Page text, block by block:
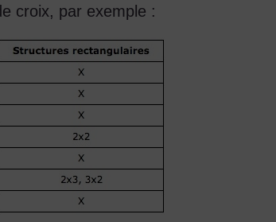
croix, par exemple :